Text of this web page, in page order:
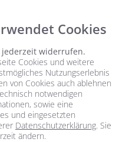
Cookies
widerrufen.
Cookies und weitere
Nutzungserlebnis
von Cookies auch ablehnen
notwendigen
sowie eine
und eingesetzten
Datenschutzerklärung. Sie
ändern.